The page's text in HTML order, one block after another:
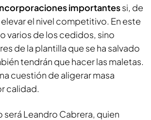
importantessi, de
el nivel competitivo. En este
varios de los cedidos, sino
de la plantilla que se ha salvado
tendrán que hacer las maletas.
cuestión de aligerar masa
calidad.
será Leandro Cabrera, quien